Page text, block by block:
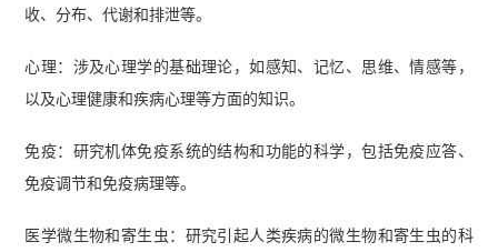
收、分布、代谢和排泄等。
心理：涉及心理学的基础理论，如感知、记忆、思维、情感等，
以及心理健康和疾病心理等方面的知识。
免疫：研究机体免疫系统的结构和功能的科学，包括免疫应答、
免疫调节和免疫病理等。
医学微生物和寄生虫：研究引起人类疾病的微生物和寄生虫的科